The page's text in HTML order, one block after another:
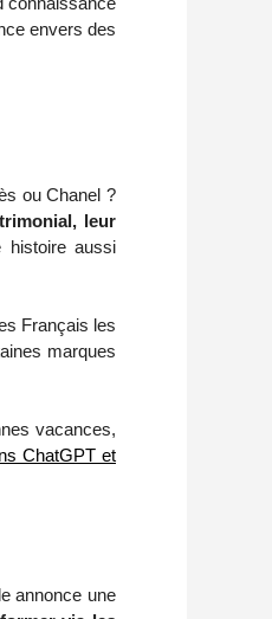
envers des
ou Chanel ?
leur
histoire aussi
Français les
marques
vacances,
ChatGPT et
annonce une